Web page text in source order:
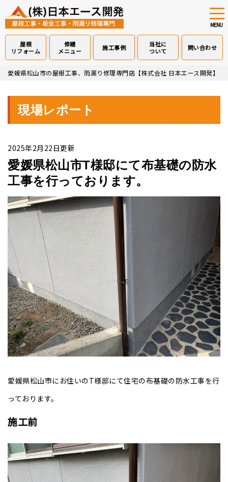
Skip
content
MENU
屋根
リフォーム
修繕
メニュー
施工事例
当社に
ついて
問い合わせ
愛媛県松山市の屋根工事、雨漏り修理専門店【株式会社 日本エース開発】
現場レポート
2025年2月22日更新
愛媛県松山市T様邸にて布基礎の防水
工事を行っております。
愛媛県松山市にお住いのT様邸にて住宅の布基礎の防水工事を行
っております。
施工前